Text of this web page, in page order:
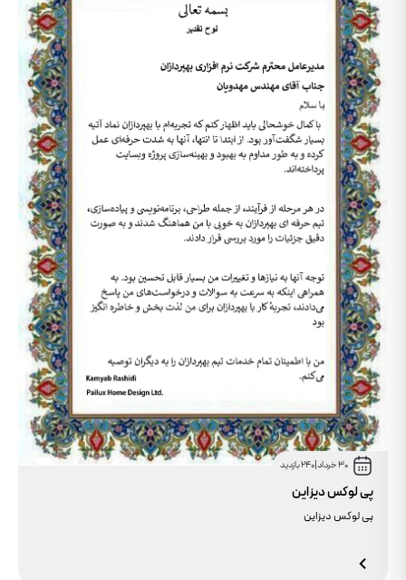
30 خرداد 240 بازدید
پی لوکس دیزاین
پی لوکس دیزاین